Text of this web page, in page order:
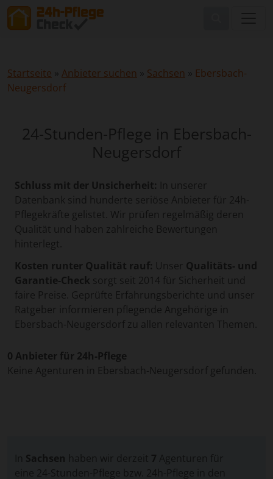
Startseite » Anbieter suchen » Sachsen » Ebersbach-
Neugersdorf
24-Stunden-Pflege in Ebersbach-
Neugersdorf
Schluss mit der Unsicherheit: In unserer
Datenbank sind hunderte seriöse Anbieter für 24h-
Pflegekräfte gelistet. Wir prüfen regelmäßig deren
Qualität und haben zahlreiche Bewertungen
hinterlegt.
Kosten runter Qualität rauf: Unser Qualitäts- und
Garantie-Check sorgt seit 2014 für Sicherheit und
faire Preise. Geprüfte Erfahrungsberichte und unser
Ratgeber informieren pflegende Angehörige in
Ebersbach-Neugersdorf zu allen relevanten Themen.
0 Anbieter für 24h-Pflege
Keine Agenturen in Ebersbach-Neugersdorf gefunden.
Sachsen haben wir derzeit 7 Agenturen für
eine 24-Stunden-Pflege bzw. 24h-Pflege in den